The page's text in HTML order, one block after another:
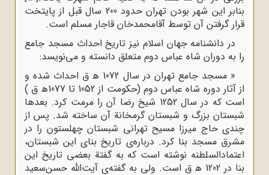
بنابر این شهر بودن تهران حدود 200 سال قبل از پایتخت
قرار گرفتن آن توسط آقامحمدخان قاجار مسلم است.
در دانشنامه جهان اسلام نیز تاریخ احداث مسجد جامع
را به دوران شاه عباس دوم متعلق دانسته و می‌نویسد:
« مسجد جامع تهران در سال 1072 ﻫ ق احداث شده و
از آثار دوره شاه عباس دوم (حکومت از 1052 تا 1077ﻫ ق )
است که در سال 1252 شیخ رضا آن را مرمت کرد. بعدها
شبستان بزرگ و شبستان گرمخانة آن ساخته شد. پس از
چندی حاج میرزا مسیح تهرانی شبستان چهلستون را در
مشرق مسجد بنا کرد. درباره‌ی تاریخ بنای این شبستان،‌
اعتماد‌السلطنه نوشته است که به گفتة بعضی تاریخ این
بنا در 1202 ﻫ ق است. ولی به گفته‌ی آیت‌الله حسن‌سعید